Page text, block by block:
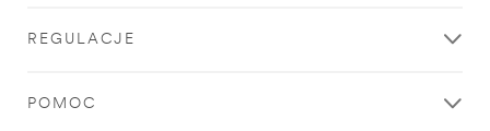
REGULACJE
POMOC